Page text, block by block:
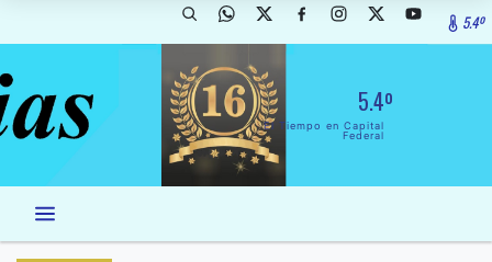
5.4º
5.4º
El Tiempo en Capital
Federal